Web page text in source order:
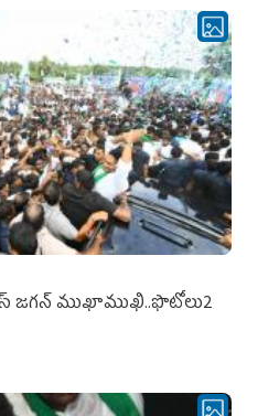
జ‌గ‌న్ ముఖాముఖి..ఫొటోలు2